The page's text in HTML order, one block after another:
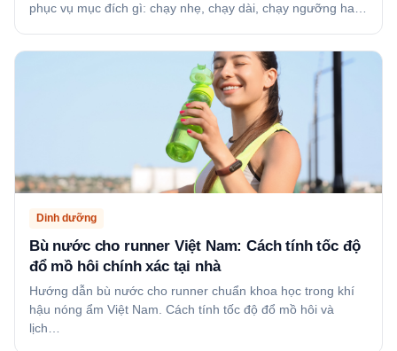
phục vụ mục đích gì: chạy nhẹ, chạy dài, chạy ngưỡng ha…
Dinh dưỡng
Bù nước cho runner Việt Nam: Cách tính tốc độ
đổ mồ hôi chính xác tại nhà
Hướng dẫn bù nước cho runner chuẩn khoa học trong khí
hậu nóng ẩm Việt Nam. Cách tính tốc độ đổ mồ hôi và
lịch…